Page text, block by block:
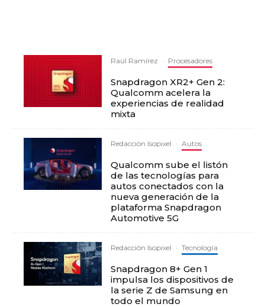
Raúl Ramírez · Procesadores
Snapdragon XR2+ Gen 2:
Qualcomm acelera la
experiencias de realidad
mixta
Redacción Isopixel · Autos
Qualcomm sube el listón
de las tecnologías para
autos conectados con la
nueva generación de la
plataforma Snapdragon
Automotive 5G
Redacción Isopixel · Tecnología
Snapdragon 8+ Gen 1
impulsa los dispositivos de
la serie Z de Samsung en
todo el mundo